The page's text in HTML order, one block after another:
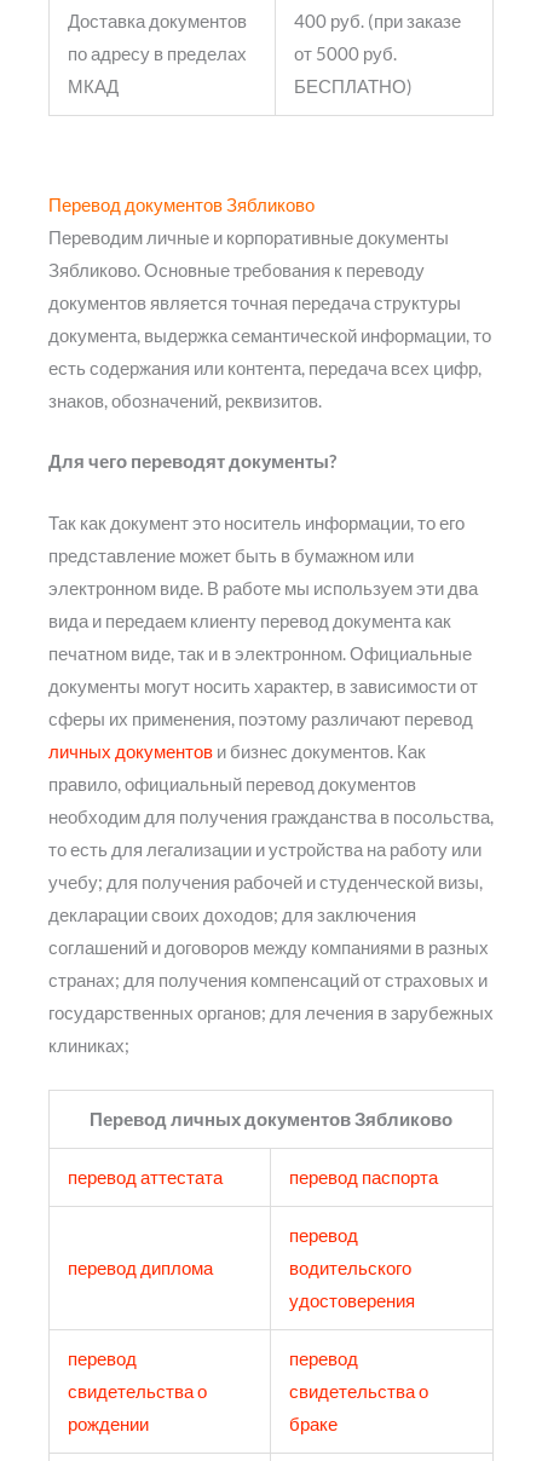
Доставка документов
по адресу в пределах
МКАД
400 руб. (при заказе
от 5000 руб.
БЕСПЛАТНО)
Перевод документов Зябликово
Переводим личные и корпоративные документы
Зябликово. Основные требования к переводу
документов является точная передача структуры
документа, выдержка семантической информации, то
есть содержания или контента, передача всех цифр,
знаков, обозначений, реквизитов.
Для чего переводят документы?
Так как документ это носитель информации, то его
представление может быть в бумажном или
электронном виде. В работе мы используем эти два
вида и передаем клиенту перевод документа как
печатном виде, так и в электронном. Официальные
документы могут носить характер, в зависимости от
сферы их применения, поэтому различают перевод
личных документов и бизнес документов. Как
правило, официальный перевод документов
необходим для получения гражданства в посольства,
то есть для легализации и устройства на работу или
учебу; для получения рабочей и студенческой визы,
декларации своих доходов; для заключения
соглашений и договоров между компаниями в разных
странах; для получения компенсаций от страховых и
государственных органов; для лечения в зарубежных
клиниках;
Перевод личных документов Зябликово
перевод аттестата перевод паспорта
перевод диплома
перевод
водительского
удостоверения
перевод
свидетельства о
рождении
перевод
свидетельства о
браке